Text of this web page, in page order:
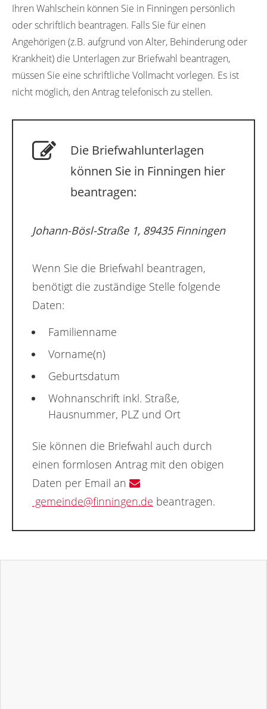
Ihren Wahlschein können Sie in Finningen persönlich
oder schriftlich beantragen. Falls Sie für einen
Angehörigen (z.B. aufgrund von Alter, Behinderung oder
Krankheit) die Unterlagen zur Briefwahl beantragen,
müssen Sie eine schriftliche Vollmacht vorlegen. Es ist
nicht möglich, den Antrag telefonisch zu stellen.
Die Briefwahlunterlagen
können Sie in Finningen hier
beantragen:
Johann-Bösl-Straße 1, 89435 Finningen
Wenn Sie die Briefwahl beantragen,
benötigt die zuständige Stelle folgende
Daten:
Familienname
Vorname(n)
Geburtsdatum
Wohnanschrift inkl. Straße,
Hausnummer, PLZ und Ort
Sie können die Briefwahl auch durch
einen formlosen Antrag mit den obigen
Daten per Email an
gemeinde@finningen.de beantragen.